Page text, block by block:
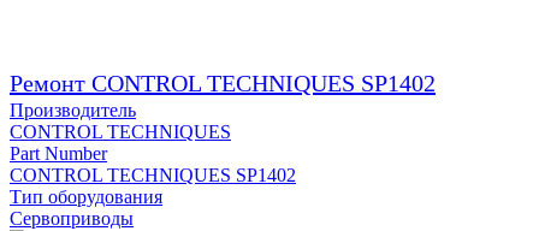
Ремонт CONTROL TECHNIQUES SP1402
Производитель
CONTROL TECHNIQUES
Part Number
CONTROL TECHNIQUES SP1402
Тип оборудования
Сервоприводы